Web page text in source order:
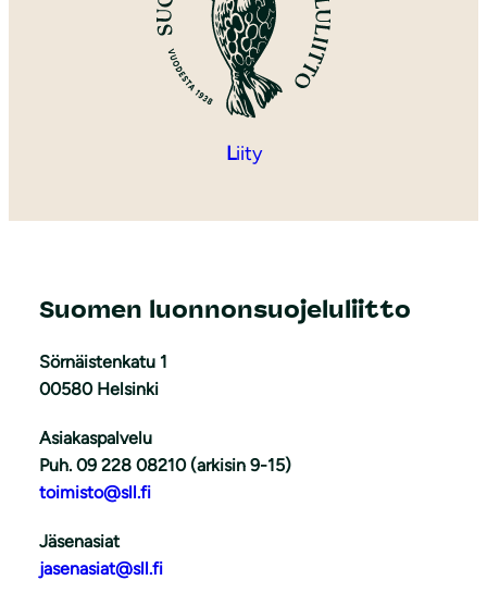
Liity
Suomen luonnonsuojeluliitto
Sörnäistenkatu 1
00580 Helsinki
Asiakaspalvelu
Puh. 09 228 08210 (arkisin 9-15)
toimisto@sll.fi
Jäsenasiat
jasenasiat@sll.fi